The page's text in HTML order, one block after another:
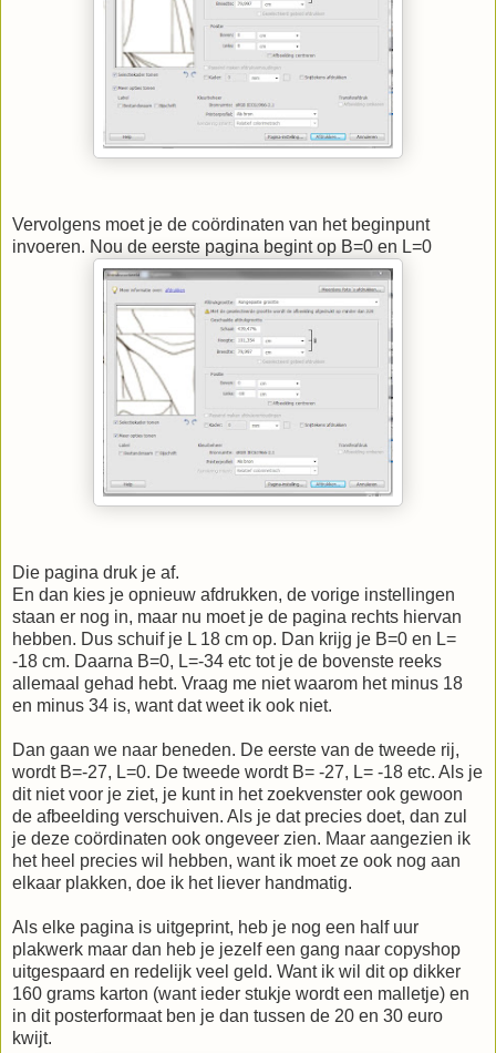
Vervolgens moet je de coördinaten van het beginpunt
invoeren. Nou de eerste pagina begint op B=0 en L=0
Die pagina druk je af.
En dan kies je opnieuw afdrukken, de vorige instellingen
staan er nog in, maar nu moet je de pagina rechts hiervan
hebben. Dus schuif je L 18 cm op. Dan krijg je B=0 en L=
-18 cm. Daarna B=0, L=-34 etc tot je de bovenste reeks
allemaal gehad hebt. Vraag me niet waarom het minus 18
en minus 34 is, want dat weet ik ook niet.
Dan gaan we naar beneden. De eerste van de tweede rij,
wordt B=-27, L=0. De tweede wordt B= -27, L= -18 etc. Als je
dit niet voor je ziet, je kunt in het zoekvenster ook gewoon
de afbeelding verschuiven. Als je dat precies doet, dan zul
je deze coördinaten ook ongeveer zien. Maar aangezien ik
het heel precies wil hebben, want ik moet ze ook nog aan
elkaar plakken, doe ik het liever handmatig.
Als elke pagina is uitgeprint, heb je nog een half uur
plakwerk maar dan heb je jezelf een gang naar copyshop
uitgespaard en redelijk veel geld. Want ik wil dit op dikker
160 grams karton (want ieder stukje wordt een malletje) en
in dit posterformaat ben je dan tussen de 20 en 30 euro
kwijt.